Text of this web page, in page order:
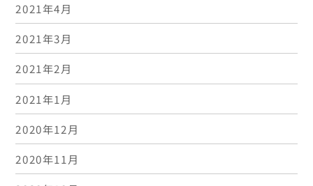
2021年4月
2021年3月
2021年2月
2021年1月
2020年12月
2020年11月